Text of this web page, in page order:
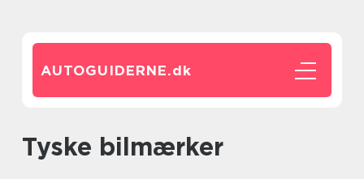
AUTOGUIDERNE.dk
tyske bilmærker